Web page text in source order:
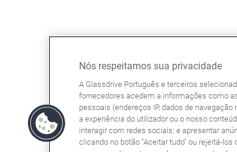
Nós respeitamos sua privacidade
A Glassdrive Português e terceiros
fornecedores acedem a informações como
pessoais (endereços IP, dados de
a experiência do utilizador ou o nosso
interagir com redes sociais; e apresentar
clicando no botão "Aceitar tudo" ou rejeitá-